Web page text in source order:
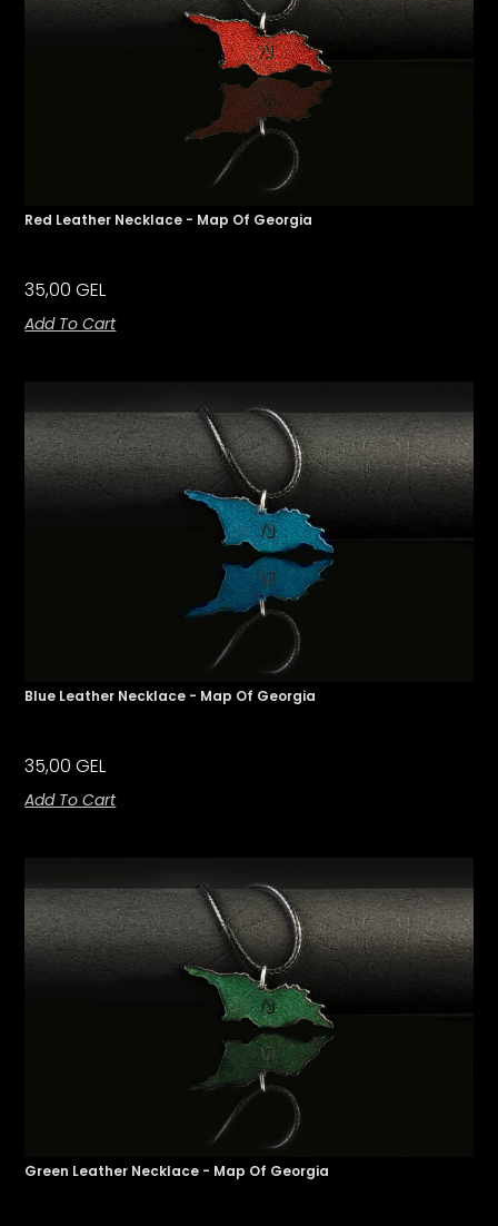
Red Leather Necklace - Map Of Georgia
35,00GEL
Add To Cart
Blue Leather Necklace - Map Of Georgia
35,00GEL
Add To Cart
Green Leather Necklace - Map Of Georgia